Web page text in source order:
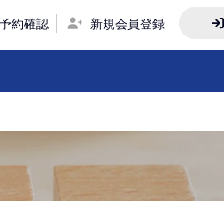
予約確認 新規会員登録